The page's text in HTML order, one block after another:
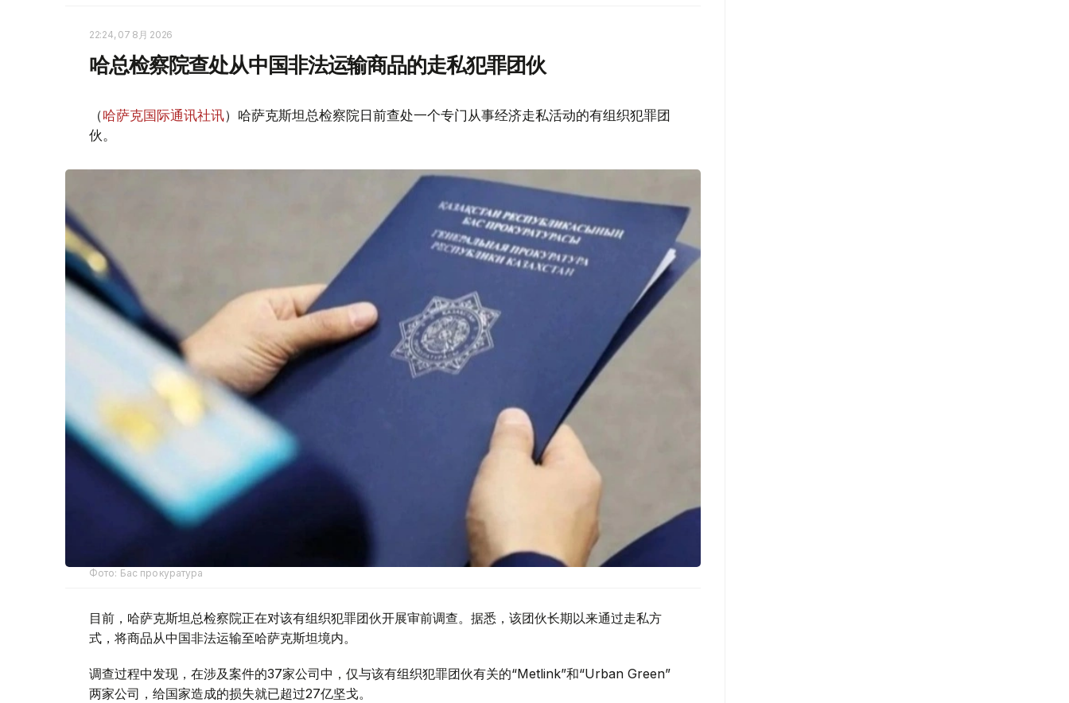
22:24, 07 8月 2026
哈总检察院查处从中国非法运输商品的走私犯罪团伙
（哈萨克国际通讯社讯）哈萨克斯坦总检察院日前查处一个专门从事经济走私活动的有组织犯罪团
伙。
Фото: Бас прокуратура
目前，哈萨克斯坦总检察院正在对该有组织犯罪团伙开展审前调查。据悉，该团伙长期以来通过走私方
式，将商品从中国非法运输至哈萨克斯坦境内。
调查过程中发现，在涉及案件的37家公司中，仅与该有组织犯罪团伙有关的“Metlink”和“Urban Green”
两家公司，给国家造成的损失就已超过27亿坚戈。